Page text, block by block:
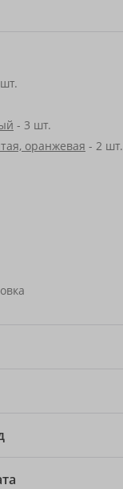
- 3 шт.
оранжевая - 2 шт.